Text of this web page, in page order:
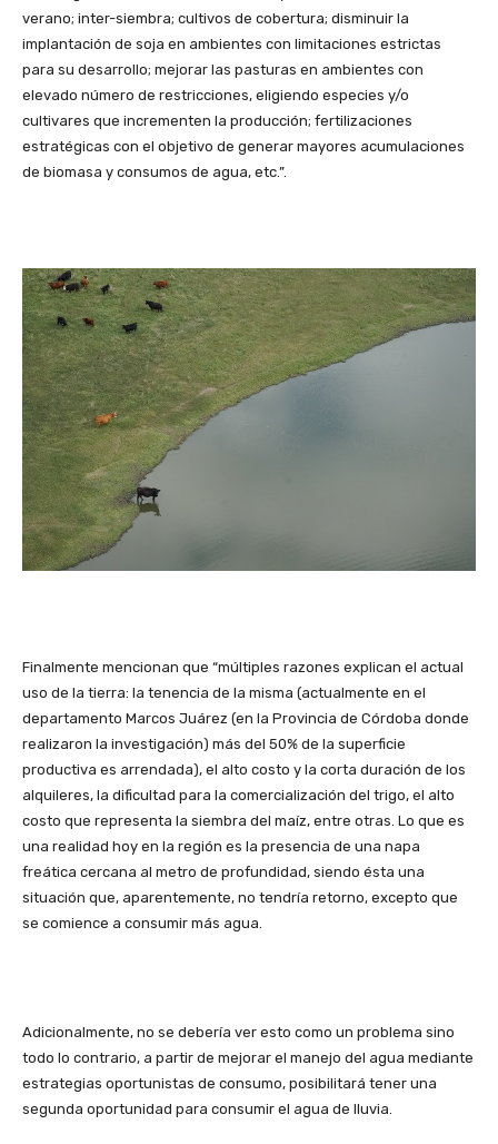
verano; inter-siembra; cultivos de cobertura; disminuir la
implantación de soja en ambientes con limitaciones estrictas
para su desarrollo; mejorar las pasturas en ambientes con
elevado número de restricciones, eligiendo especies y/o
cultivares que incrementen la producción; fertilizaciones
estratégicas con el objetivo de generar mayores acumulaciones
de biomasa y consumos de agua, etc.”.
Finalmente mencionan que “múltiples razones explican el actual
uso de la tierra: la tenencia de la misma (actualmente en el
departamento Marcos Juárez (en la Provincia de Córdoba donde
realizaron la investigación) más del 50% de la superficie
productiva es arrendada), el alto costo y la corta duración de los
alquileres, la dificultad para la comercialización del trigo, el alto
costo que representa la siembra del maíz, entre otras. Lo que es
una realidad hoy en la región es la presencia de una napa
freática cercana al metro de profundidad, siendo ésta una
situación que, aparentemente, no tendría retorno, excepto que
se comience a consumir más agua.
Adicionalmente, no se debería ver esto como un problema sino
todo lo contrario, a partir de mejorar el manejo del agua mediante
estrategias oportunistas de consumo, posibilitará tener una
segunda oportunidad para consumir el agua de lluvia.